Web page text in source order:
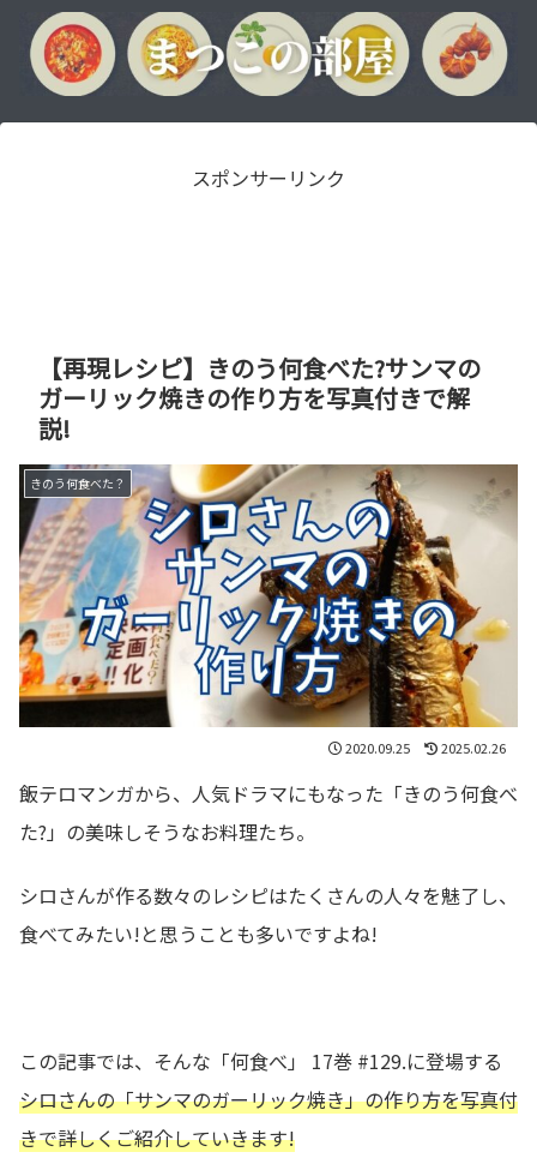
スポンサーリンク
【再現レシピ】きのう何食べた?サンマの
ガーリック焼きの作り方を写真付きで解
説!
きのう何食べた？
2020.09.25 2025.02.26
飯テロマンガから、人気ドラマにもなった「きのう何食べ
た?」の美味しそうなお料理たち。
シロさんが作る数々のレシピはたくさんの人々を魅了し、
食べてみたい!と思うことも多いですよね!
この記事では、そんな「何食べ」 17巻 #129.に登場する
シロさんの「サンマのガーリック焼き」の作り方を写真付
きで詳しくご紹介していきます!